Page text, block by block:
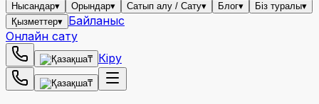
Нысандар▾ Орындар▾ Сатып алу / Сату▾ Блог▾ Біз туралы▾
Қызметтер▾ Байланыс
Онлайн сату
₸ Кіру
₸